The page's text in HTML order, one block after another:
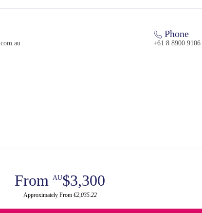
Phone
+61 8 8900 9106
From AU$3,300
Approximately From €2,035.22